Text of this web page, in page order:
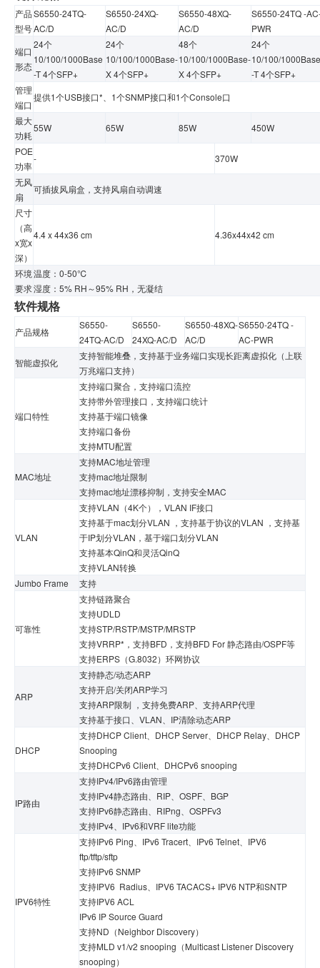
产品
型号
S6550-24TQ-
AC/D
S6550-24XQ-
AC/D
S6550-48XQ-
AC/D
S6550-24TQ -
PWR
端口
形态
24个
10/100/1000Base
-T 4个SFP+
24个
10/100/1000Base-
X 4个SFP+
48个
10/100/1000Base-
X 4个SFP+
24个
10/100/1000Base
-T 4个SFP+
管理
端口
提供1个USB接口*、1个SNMP接口和1个Console口
最大
功耗
55W 65W 85W
450W
POE
功率
-
370W
无风
扇
可插拔风扇盒，支持风扇自动调速
尺寸
（高
x宽x
深）
4.4 x 44x36 cm 4.36x44x42 cm
环境
要求
温度：0-50℃
湿度：5% RH～95% RH，无凝结
软件规格
产品规格
S6550-
24TQ-AC/D
S6550-
24XQ-AC/D
S6550-48XQ-
AC/D
S6550-24TQ -
AC-PWR
智能虚拟化
支持智能堆叠，支持基于业务端口实现长距离虚拟化（上联
万兆端口支持）
端口特性
支持端口聚合，支持端口流控
支持带外管理接口，支持端口统计
支持基于端口镜像
支持端口备份
支持MTU配置
MAC地址
支持MAC地址管理
支持mac地址限制
支持mac地址漂移抑制，支持安全MAC
VLAN
支持VLAN（4K个），VLAN IF接口
支持基于mac划分VLAN ，支持基于协议的VLAN ，支持基
于IP划分VLAN，基于端口划分VLAN
支持基本QinQ和灵活QinQ
支持VLAN转换
Jumbo Frame
支持
可靠性
支持链路聚合
支持UDLD
支持STP/RSTP/MSTP/MRSTP
支持VRRP*，支持BFD，支持BFD For 静态路由/OSPF等
支持ERPS（G.8032）环网协议
ARP
支持静态/动态ARP
支持开启/关闭ARP学习
支持ARP限制 ，支持免费ARP、支持ARP代理
支持基于接口、VLAN、IP清除动态ARP
DHCP
支持DHCP Client、DHCP Server、DHCP Relay、DHCP
Snooping
支持DHCPv6 Client、DHCPv6 snooping
IP路由
支持IPv4/IPv6路由管理
支持IPv4静态路由、RIP、OSPF、BGP
支持IPv6静态路由、RIPng、OSPFv3
支持IPv4、IPv6和VRF lite功能
IPV6特性
支持IPv6 Ping、IPv6 Tracert、IPv6 Telnet、IPV6
ftp/tftp/sftp
支持IPv6 SNMP
支持IPV6 Radius、IPV6 TACACS+ IPV6 NTP和SNTP
支持IPV6 ACL
IPv6 IP Source Guard
支持ND（Neighbor Discovery）
支持MLD v1/v2 snooping（Multicast Listener Discovery
snooping）